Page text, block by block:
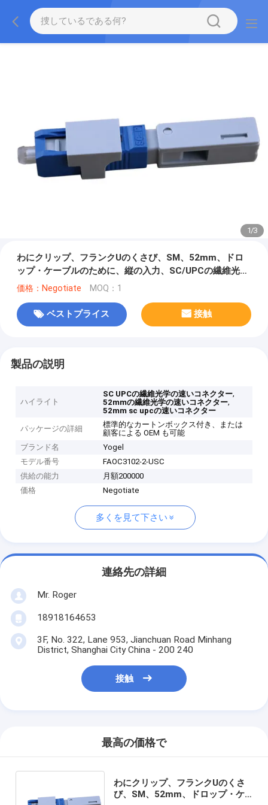
1/3
わにクリップ、フランクUのくさび、SM、52mm、ドロ
ップ・ケーブルのために、縦の入力、SC/UPCの繊維光学
の速いコネクター
価格：Negotiate MOQ：1
ベストプライス 接触
製品の説明
ハイライト
SC UPCの繊維光学の速いコネクター,
52mmの繊維光学の速いコネクター,
52mm sc upcの速いコネクター
パッケージの詳細
標準的なカートンボックス付き、または
顧客による OEM も可能
ブランド名
Yogel
モデル番号
FAOC3102-2-USC
供給の能力
月額200000
価格
Negotiate
多くを見て下さい
連絡先の詳細
Mr. Roger
18918164653
3F, No. 322, Lane 953, Jianchuan Road Minhang
District, Shanghai City China - 200 240
接触
最高の価格で
わにクリップ、フランクUのくさ
び、SM、52mm、ドロップ・ケ